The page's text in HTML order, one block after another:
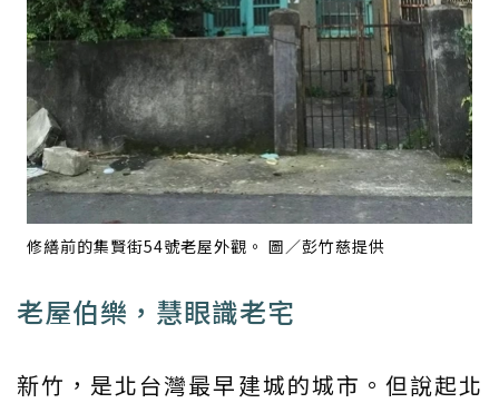
修繕前的集賢街54號老屋外觀。 圖／彭竹慈提供
老屋伯樂，慧眼識老宅
新竹，是北台灣最早建城的城市。但說起北